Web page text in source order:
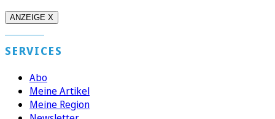
ANZEIGE X
SERVICES
Abo
Meine Artikel
Meine Region